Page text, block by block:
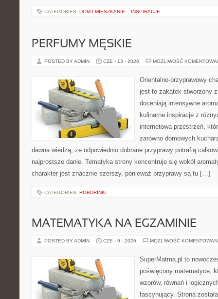
CATEGORIES: DOM I MIESZKANIE – INSPIRACJE
PERFUMY MĘSKIE
POSTED BY ADMIN CZE - 13 - 2026 MOŻLIWOŚĆ
Orientalno-przyprawowy
jest to zakątek stworzony
doceniają intensywne
kulinarne inspiracje z
internetowa przestrzeń,
zarówno domowych
dawna wiedzą, że odpowiednio dobrane przyprawy potrafią
najprostsze danie. Tematyka strony koncentruje się wokół
charakter jest znacznie szerszy, ponieważ przyprawy są tu […]
CATEGORIES: ROBDRINKI
MATEMATYKA NA EGZAMINIE
POSTED BY ADMIN CZE - 9 - 2026 MOŻLIWOŚĆ
SuperMatma.pl to
poświęcony matematyce,
wzorów, równań i
fascynujący. Strona